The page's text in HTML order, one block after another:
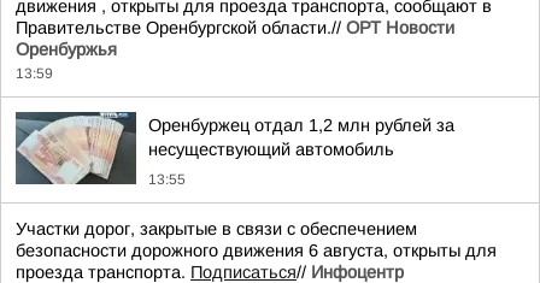
движения , открыты для проезда транспорта, сообщают в
Правительстве Оренбургской области.// ОРТ Новости
Оренбуржья
13:59
Оренбуржец отдал 1,2 млн рублей за
несуществующий автомобиль
13:55
Участки дорог, закрытые в связи с обеспечением
безопасности дорожного движения 6 августа, открыты для
проезда транспорта. Подписаться// Инфоцентр